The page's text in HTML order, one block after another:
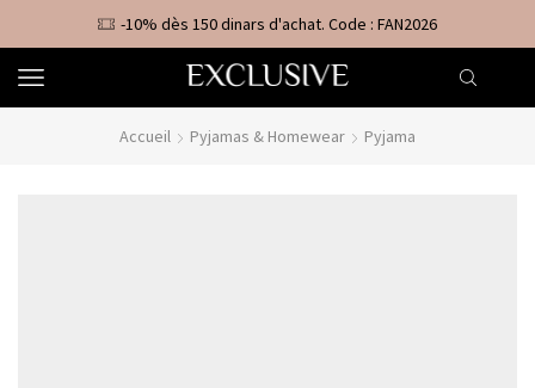
-10% dès 150 dinars d'achat. Code : FAN2026
Accueil Pyjamas & Homewear Pyjama